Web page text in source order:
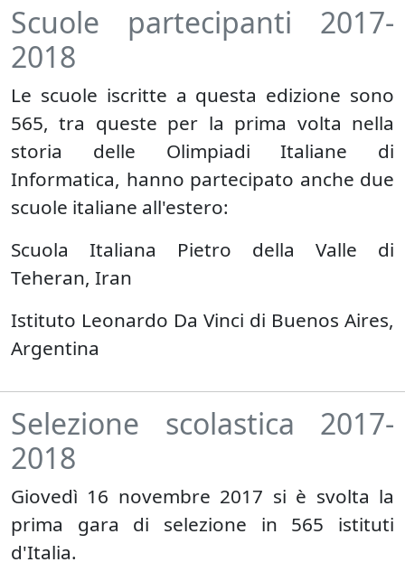
Scuole partecipanti 2017-
2018
Le scuole iscritte a questa edizione sono
565, tra queste per la prima volta nella
storia delle Olimpiadi Italiane di
Informatica, hanno partecipato anche due
scuole italiane all'estero:
Scuola Italiana Pietro della Valle di
Teheran, Iran
Istituto Leonardo Da Vinci di Buenos Aires,
Argentina
Selezione scolastica 2017-
2018
Giovedì 16 novembre 2017 si è svolta la
prima gara di selezione in 565 istituti
d'Italia.